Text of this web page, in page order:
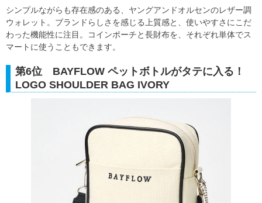
シンプルながらも存在感のある、ヤングアンドオルセンのレザー調
ウォレット。ブランドらしさを感じる上質感と、使いやすさにこだ
わった機能性に注目。コインポーチと長財布を、それぞれ単体でス
マートに使うこともできます。
第6位 BAYFLOW ペットボトルがタテに入る！
LOGO SHOULDER BAG IVORY